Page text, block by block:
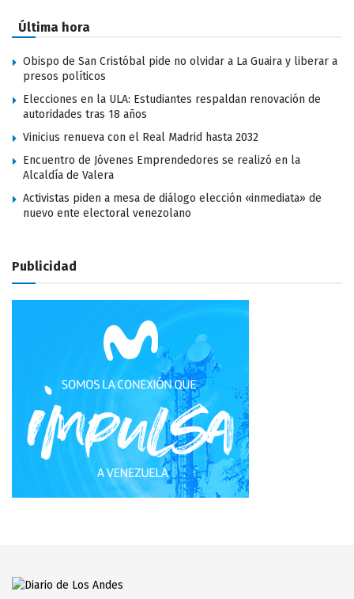
Última hora
Obispo de San Cristóbal pide no olvidar a La Guaira y liberar a
presos políticos
Elecciones en la ULA: Estudiantes respaldan renovación de
autoridades tras 18 años
Vinicius renueva con el Real Madrid hasta 2032
Encuentro de Jóvenes Emprendedores se realizó en la
Alcaldía de Valera
Activistas piden a mesa de diálogo elección «inmediata» de
nuevo ente electoral venezolano
Publicidad